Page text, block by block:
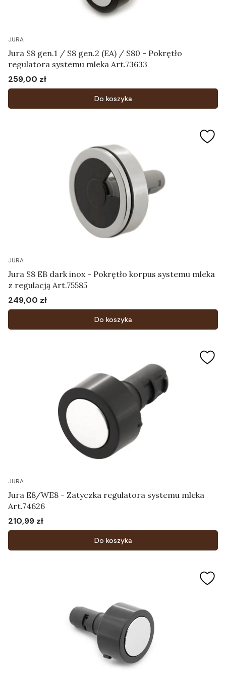
JURA
Jura S8 gen.1 / S8 gen.2 (EA) / S80 - Pokrętło
regulatora systemu mleka Art.73633
Cena
259,00 zł
Do koszyka
JURA
Jura S8 EB dark inox - Pokrętło korpus systemu mleka
z regulacją Art.75585
Cena
249,00 zł
Do koszyka
JURA
Jura E8/WE8 - Zatyczka regulatora systemu mleka
Art.74626
Cena
210,99 zł
Do koszyka